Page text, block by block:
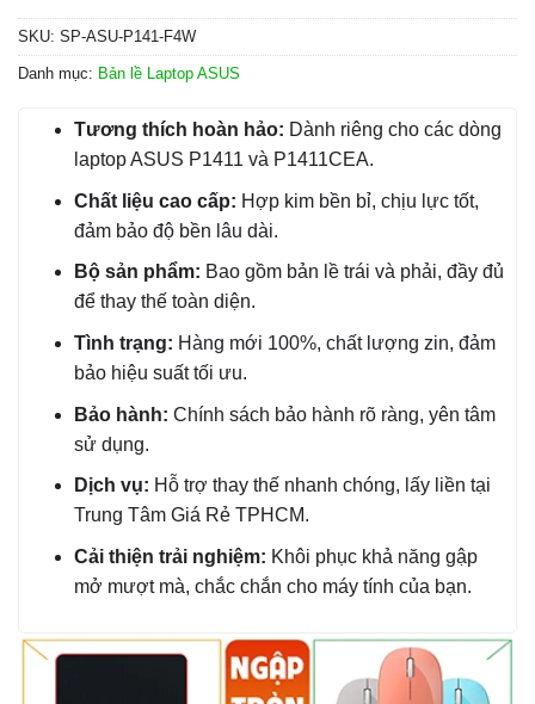
SKU: SP-ASU-P141-F4W
Danh mục: Bản lề Laptop ASUS
Tương thích hoàn hảo: Dành riêng cho các dòng
laptop ASUS P1411 và P1411CEA.
Chất liệu cao cấp: Hợp kim bền bỉ, chịu lực tốt,
đảm bảo độ bền lâu dài.
Bộ sản phẩm: Bao gồm bản lề trái và phải, đầy đủ
để thay thế toàn diện.
Tình trạng: Hàng mới 100%, chất lượng zin, đảm
bảo hiệu suất tối ưu.
Bảo hành: Chính sách bảo hành rõ ràng, yên tâm
sử dụng.
Dịch vụ: Hỗ trợ thay thế nhanh chóng, lấy liền tại
Trung Tâm Giá Rẻ TPHCM.
Cải thiện trải nghiệm: Khôi phục khả năng gập
mở mượt mà, chắc chắn cho máy tính của bạn.